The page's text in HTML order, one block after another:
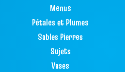
Menus
Pétales et Plumes
Sables Pierres
Sujets
Vases